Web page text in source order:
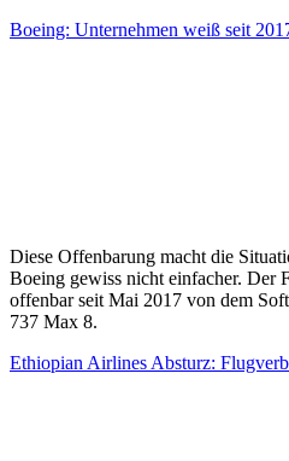
Boeing: Unternehmen weiß seit
Diese Offenbarung macht die
Boeing gewiss nicht einfacher. Der
offenbar seit Mai 2017 von dem
737 Max 8.
Ethiopian Airlines Absturz: